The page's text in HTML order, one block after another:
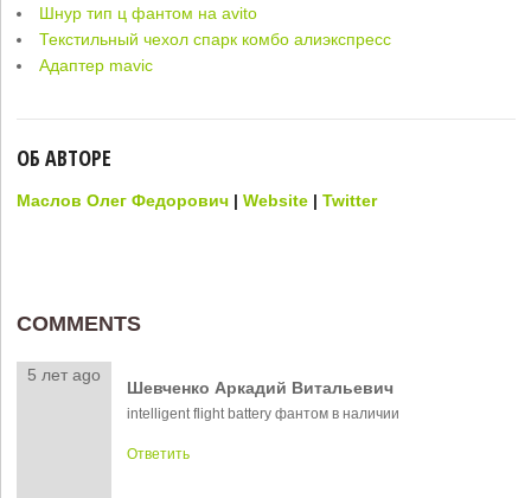
Шнур тип ц фантом на avito
Текстильный чехол спарк комбо алиэкспресс
Адаптер mavic
ОБ АВТОРЕ
Маслов Олег Федорович |Website |Twitter
COMMENTS
5 лет ago
Шевченко Аркадий Витальевич
intelligent flight battery фантом в наличии
Ответить